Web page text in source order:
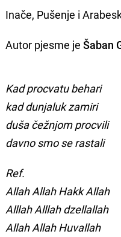
Inače, Pušenje i
Autor pjesme jeŠaban
Kad procvatu behari
kad dunjaluk zamiri
duša čežnjom procvili
davno smo se rastali
Ref.
Allah Allah Hakk Allah
Alllah Alllah dzellallah
Allah Allah Huvallah